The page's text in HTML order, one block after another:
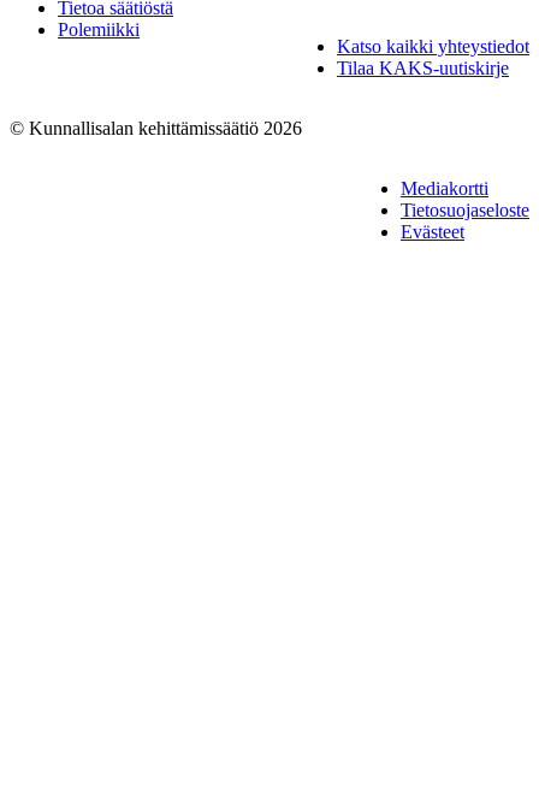
Tietoa säätiöstä
Polemiikki
Katso kaikki yhteystiedot
Tilaa KAKS-uutiskirje
© Kunnallisalan kehittämissäätiö 2026
Mediakortti
Tietosuojaseloste
Evästeet